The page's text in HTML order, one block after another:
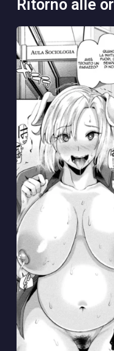
ritorno alle